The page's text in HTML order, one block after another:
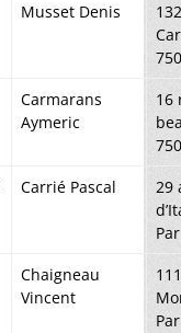
Musset Denis
Carmarans
Aymeric
16
Carrié Pascal
29
Chaigneau
Vincent